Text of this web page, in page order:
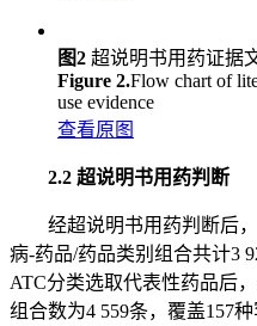
图2 超说明书用药证据
Figure 2.Flow chart of
use evidence
查看原图
2.2 超说明书用药判断
经超说明书用药判断后
病-药品/药品类别组合共计3
ATC分类选取代表性药品后
组合数为4 559条，覆盖157